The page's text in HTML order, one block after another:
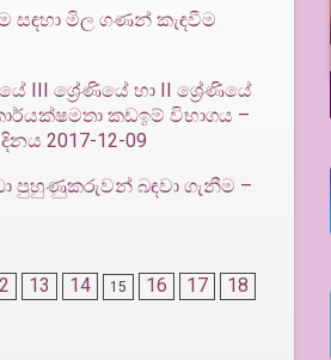
සඳහා මිල ගණන් කැඳවීම
III ශ්‍රේණියේ හා II ශ්‍රේණියේ
කඩඉම් විභාගය –
2017-12-09
පුහුණුකරුවන් බඳවා ගැනීම –
13 14 15 16 17
18